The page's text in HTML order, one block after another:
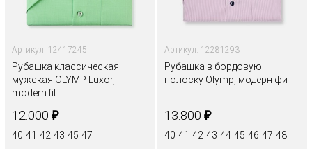
Артикул: 12417245
Рубашка классическая
мужская OLYMP Luxor,
modern fit
12.000 ₽
40 41 42 43 45 47
Артикул: 12281293
Рубашка в бордовую
полоску Olymp, модерн фит
13.800 ₽
40 41 42 43 44 45 46 47 48